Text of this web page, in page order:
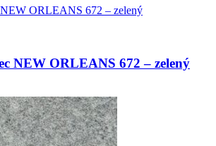
NEW ORLEANS 672 – zelený